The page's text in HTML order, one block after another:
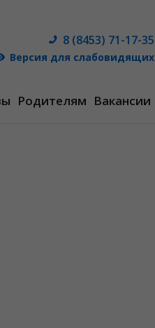
8 (8453) 71-17-35
Версия для слабовидящих
Родителям Вакансии